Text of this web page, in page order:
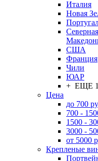
Италия
Новая
Северная
США
Франция
Чили
ЮАР
+ ЕЩЕ
Цена
до 700
700 -
1500 -
3000 -
от 5000
Крепленые